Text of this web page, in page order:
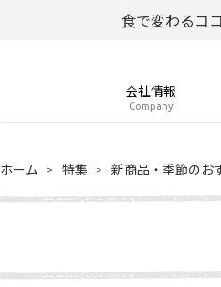
食で変わるコ
会社情報
Company
ホーム 特集 新商品・季節のお